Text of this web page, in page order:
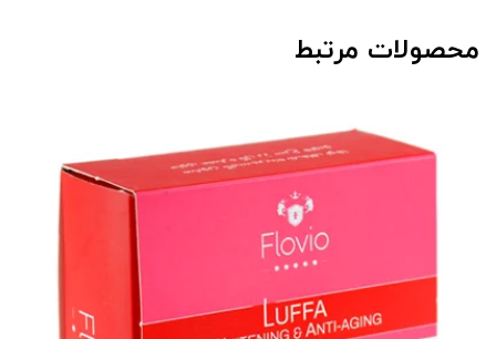
محصولات مرتبط